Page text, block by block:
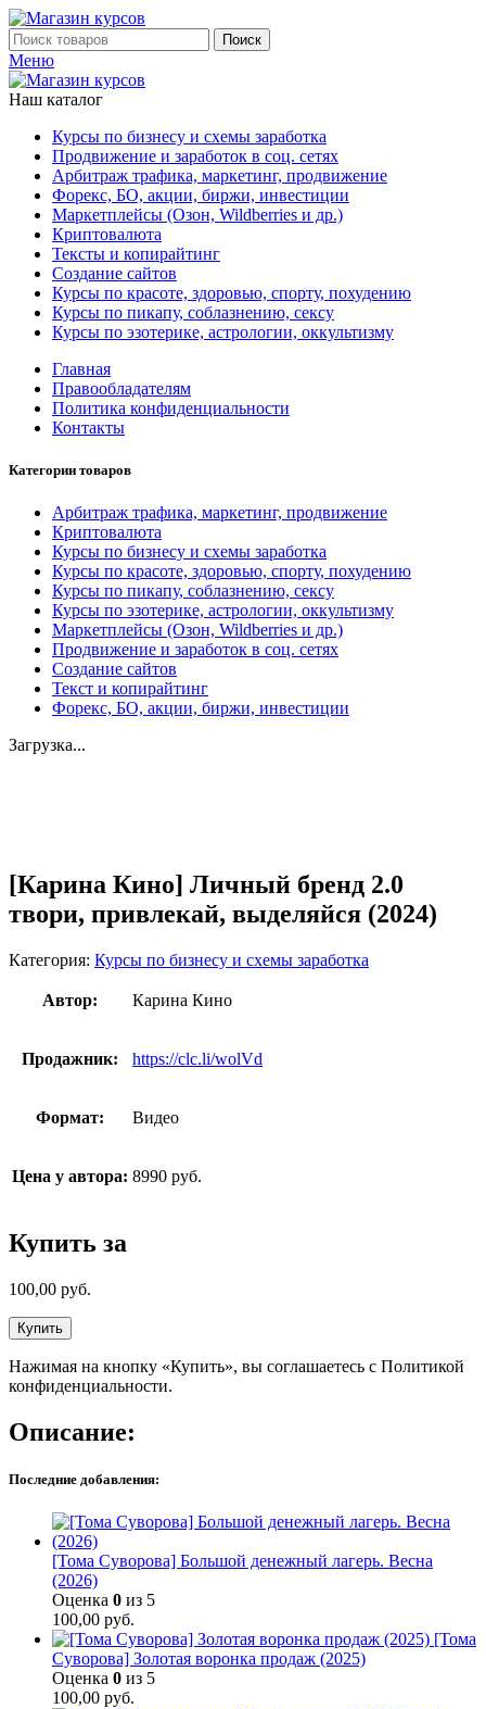
Поиск
Меню
Наш каталог
Курсы по бизнесу и схемы заработка
Продвижение и заработок в соц. сетях
Арбитраж трафика, маркетинг, продвижение
Форекс, БО, акции, биржи, инвестиции
Маркетплейсы (Озон, Wildberries и др.)
Криптовалюта
Тексты и копирайтинг
Создание сайтов
Курсы по красоте, здоровью, спорту, похудению
Курсы по пикапу, соблазнению, сексу
Курсы по эзотерике, астрологии, оккультизму
Главная
Правообладателям
Политика конфиденциальности
Контакты
Категории товаров
Арбитраж трафика, маркетинг, продвижение
Криптовалюта
Курсы по бизнесу и схемы заработка
Курсы по красоте, здоровью, спорту, похудению
Курсы по пикапу, соблазнению, сексу
Курсы по эзотерике, астрологии, оккультизму
Маркетплейсы (Озон, Wildberries и др.)
Продвижение и заработок в соц. сетях
Создание сайтов
Текст и копирайтинг
Форекс, БО, акции, биржи, инвестиции
Загрузка...
[Карина Кино] Личный бренд 2.0
твори, привлекай, выделяйся (2024)
Категория: Курсы по бизнесу и схемы заработка
Автор: Карина Кино
Продажник: https://clc.li/wolVd
Формат: Видео
Цена у автора: 8990 руб.
Купить за
100,00 руб.
Купить
Нажимая на кнопку «Купить», вы соглашаетесь с Политикой
конфиденциальности.
Описание:
Последние добавления:
[Тома Суворова] Большой денежный лагерь. Весна
(2026)
Оценка 0 из 5
100,00 руб.
[Тома
Суворова] Золотая воронка продаж (2025)
Оценка 0 из 5
100,00 руб.